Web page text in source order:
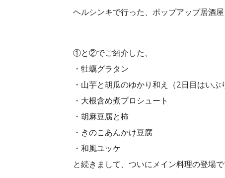
ヘルシンキで行った、ポップアップ居酒
①と②でご紹介した、
・牡蠣グラタン
・山芋と胡瓜のゆかり和え（2日目はいぶ
・大根含め煮プロシュート
・胡麻豆腐と柿
・きのこあんかけ豆腐
・和風ユッケ
と続きまして、ついにメイン料理の登場で